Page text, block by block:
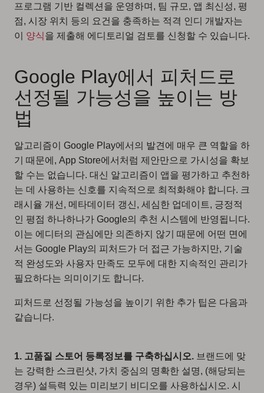
프로그램 기반 컬렉션을 운영하며, 팀 규모, 앱 최신성, 평
점, 시장 위치 등의 요건을 충족하는 적격 인디 개발자는
이 양식을 제출해 에디토리얼 검토를 신청할 수 있습니다.
Google Play에서 피처드로
선정될 가능성을 높이는 방
법
알고리즘이 Google Play에서의 발견에 매우 큰 역할을 하
기 때문에, App Store에서처럼 제안만으로 가시성을 확보
할 수는 없습니다. 대신 알고리즘이 앱을 평가하고 추천하
는 데 사용하는 신호를 지속적으로 최적화해야 합니다. 크
래시율 개선, 메타데이터 갱신, 세심한 업데이트, 긍정적
인 평점 하나하나가 Google의 추천 시스템에 반영됩니다.
이는 에디터의 관심에만 의존하지 않기 때문에 어떤 면에
서는 Google Play의 피처드가 더 접근 가능하지만, 기술
적 완성도와 사용자 만족도 모두에 대한 지속적인 관리가
필요하다는 의미이기도 합니다.
피처드로 선정될 가능성을 높이기 위한 추가 팁은 다음과
같습니다.
1. 고품질 스토어 등록정보를 구축하십시오. 브랜드에 맞
는 강력한 스크린샷, 가치 중심의 명확한 설명, (해당되는
경우) 설득력 있는 미리보기 비디오를 사용하십시오. 시